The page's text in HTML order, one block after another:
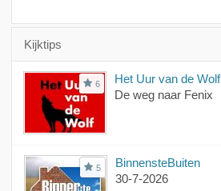
Kijktips
6
Het Uur van de Wolf
De weg naar Fenix
5
BinnensteBuiten
30-7-2026